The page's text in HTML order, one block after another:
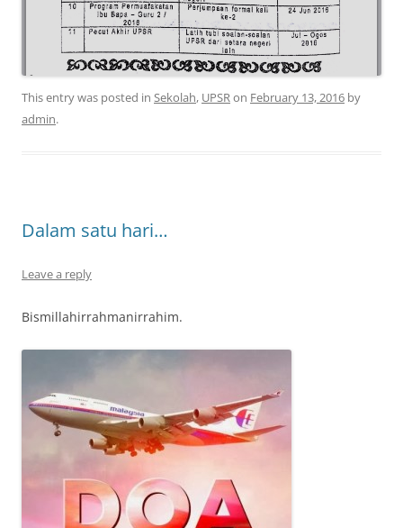
This entry was posted in Sekolah, UPSRon February 13, 2016 by
admin.
Dalam satu hari…
Leave a reply
Bismillahirrahmanirrahim.